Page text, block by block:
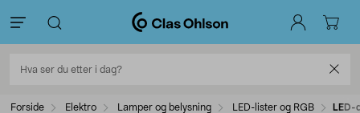
Forside Elektro Lamper og belysning LED-lister og RGB